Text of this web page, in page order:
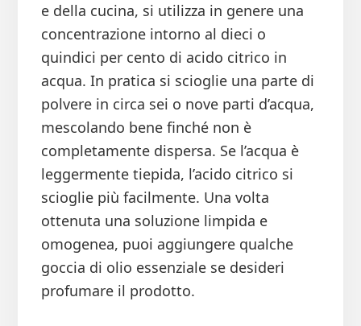
e della cucina, si utilizza in genere una
concentrazione intorno al dieci o
quindici per cento di acido citrico in
acqua. In pratica si scioglie una parte di
polvere in circa sei o nove parti d’acqua,
mescolando bene finché non è
completamente dispersa. Se l’acqua è
leggermente tiepida, l’acido citrico si
scioglie più facilmente. Una volta
ottenuta una soluzione limpida e
omogenea, puoi aggiungere qualche
goccia di olio essenziale se desideri
profumare il prodotto.